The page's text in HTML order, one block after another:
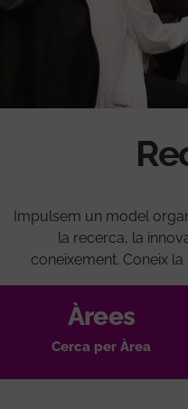
Impulsem un model
la recerca, la
coneixement. Coneix la
Àrees
Cerca per Àrea